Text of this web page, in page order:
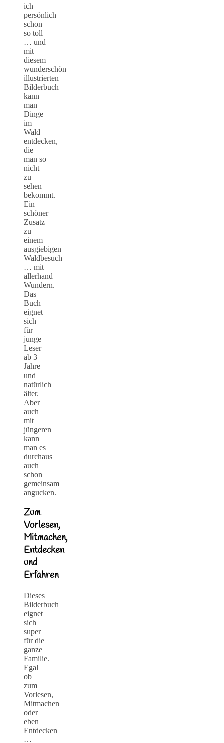
ich
persönlich
schon
so toll
… und
mit
diesem
wunderschön
illustrierten
Bilderbuch
kann
man
Dinge
im
Wald
entdecken,
die
man so
nicht
zu
sehen
bekommt.
Ein
schöner
Zusatz
zu
einem
ausgiebigen
Waldbesuch
… mit
allerhand
Wundern.
Das
Buch
eignet
sich
für
junge
Leser
ab 3
Jahre –
und
natürlich
älter.
Aber
auch
mit
jüngeren
kann
man es
durchaus
auch
schon
gemeinsam
angucken.
Zum
Vorlesen,
Mitmachen,
Entdecken
und
Erfahren
Dieses
Bilderbuch
eignet
sich
super
für die
ganze
Familie.
Egal
ob
zum
Vorlesen,
Mitmachen
oder
eben
Entdecken
…